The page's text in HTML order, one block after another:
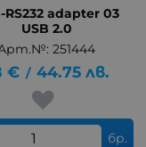
RS232 adapter 03
USB 2.0
251444
€ / 44.75 лв.
бр.